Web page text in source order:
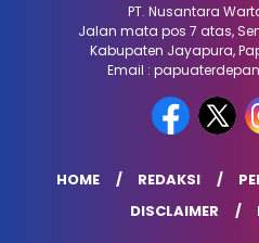
PT. Nusantara
Jalan mata pos 7 atas,
Kabupaten Jayapura,
Email :
HOME REDAKSI
DISCLAIMER